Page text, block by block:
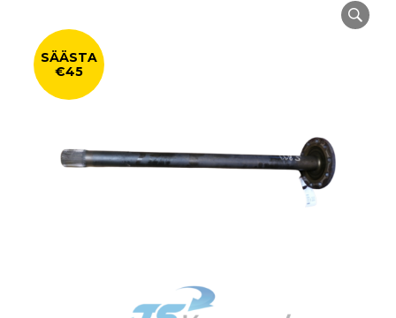
SÄÄSTA
€45